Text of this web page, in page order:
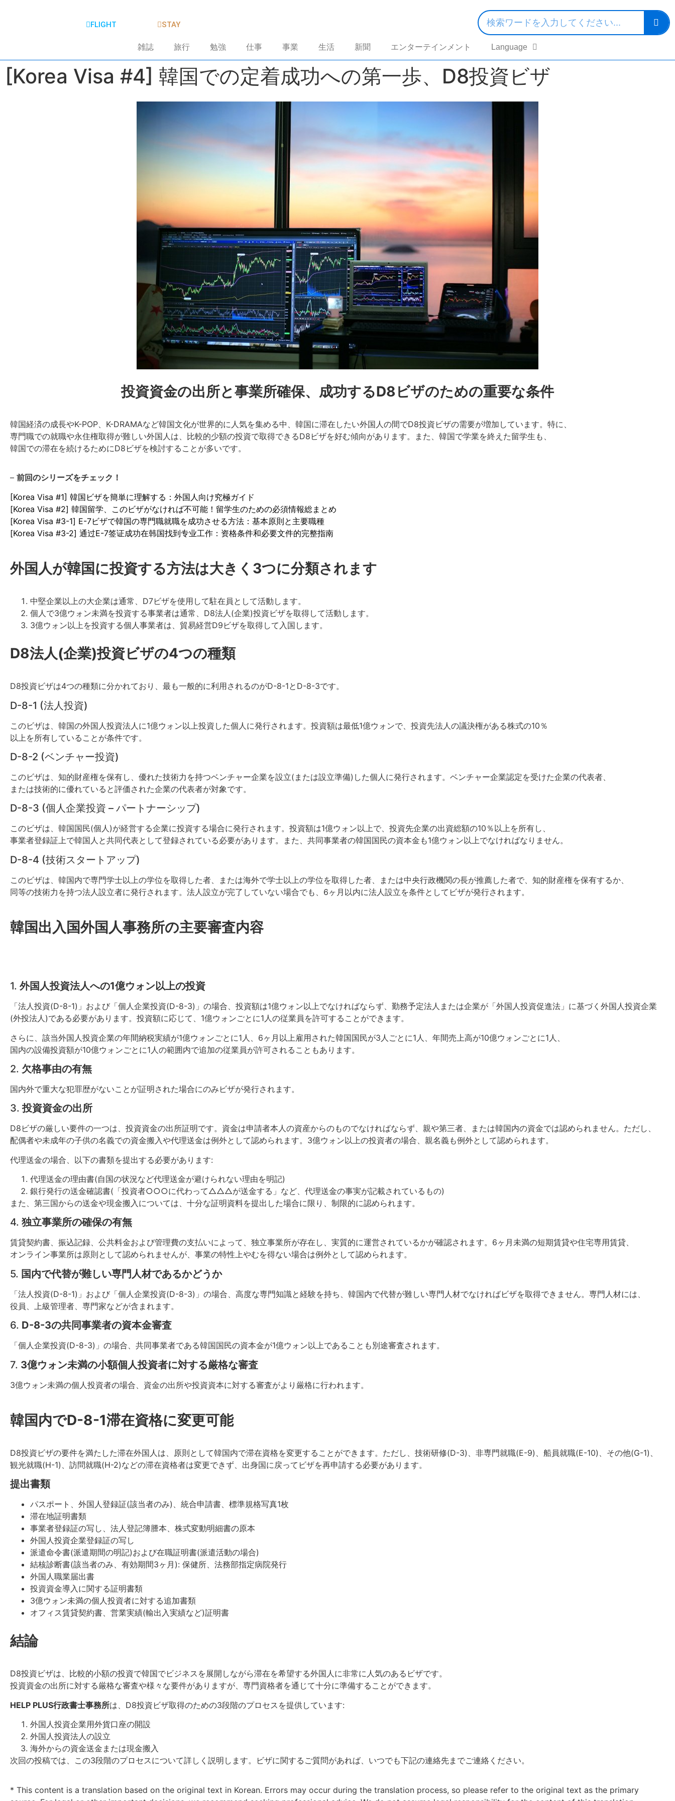
FLIGHT STAY
雑誌 旅行 勉強 仕事 事業 生活 新聞 エンターテインメント Language
[Korea Visa #4] 韓国での定着成功への第一歩、D8投資ビザ
投資資金の出所と事業所確保、成功するD8ビザのための重要な条件
韓国経済の成長やK-POP、K-DRAMAなど韓国文化が世界的に人気を集める中、韓国に滞在したい外国人の間でD8投資ビザの需要が増加しています。特に、
専門職での就職や永住権取得が難しい外国人は、比較的少額の投資で取得できるD8ビザを好む傾向があります。また、韓国で学業を終えた留学生も、
韓国での滞在を続けるためにD8ビザを検討することが多いです。
– 前回のシリーズをチェック！
[Korea Visa #1] 韓国ビザを簡単に理解する：外国人向け究極ガイド
[Korea Visa #2] 韓国留学、このビザがなければ不可能！留学生のための必須情報総まとめ
[Korea Visa #3-1] E-7ビザで韓国の専門職就職を成功させる方法：基本原則と主要職種
[Korea Visa #3-2] 通过E-7签证成功在韩国找到专业工作：资格条件和必要文件的完整指南
外国人が韓国に投資する方法は大きく3つに分類されます
中堅企業以上の大企業は通常、D7ビザを使用して駐在員として活動します。
個人で3億ウォン未満を投資する事業者は通常、D8法人(企業)投資ビザを取得して活動します。
3億ウォン以上を投資する個人事業者は、貿易経営D9ビザを取得して入国します。
D8法人(企業)投資ビザの4つの種類
D8投資ビザは4つの種類に分かれており、最も一般的に利用されるのがD-8-1とD-8-3です。
D-8-1 (法人投資)
このビザは、韓国の外国人投資法人に1億ウォン以上投資した個人に発行されます。投資額は最低1億ウォンで、投資先法人の議決権がある株式の10％
以上を所有していることが条件です。
D-8-2 (ベンチャー投資)
このビザは、知的財産権を保有し、優れた技術力を持つベンチャー企業を設立(または設立準備)した個人に発行されます。ベンチャー企業認定を受けた企業の代表者、
または技術的に優れていると評価された企業の代表者が対象です。
D-8-3 (個人企業投資 – パートナーシップ)
このビザは、韓国国民(個人)が経営する企業に投資する場合に発行されます。投資額は1億ウォン以上で、投資先企業の出資総額の10％以上を所有し、
事業者登録証上で韓国人と共同代表として登録されている必要があります。また、共同事業者の韓国国民の資本金も1億ウォン以上でなければなりません。
D-8-4 (技術スタートアップ)
このビザは、韓国内で専門学士以上の学位を取得した者、または海外で学士以上の学位を取得した者、または中央行政機関の長が推薦した者で、知的財産権を保有するか、
同等の技術力を持つ法人設立者に発行されます。法人設立が完了していない場合でも、6ヶ月以内に法人設立を条件としてビザが発行されます。
韓国出入国外国人事務所の主要審査内容
1. 外国人投資法人への1億ウォン以上の投資
「法人投資(D-8-1)」および「個人企業投資(D-8-3)」の場合、投資額は1億ウォン以上でなければならず、勤務予定法人または企業が「外国人投資促進法」に基づく外国人投資企業
(外投法人)である必要があります。投資額に応じて、1億ウォンごとに1人の従業員を許可することができます。
さらに、該当外国人投資企業の年間納税実績が1億ウォンごとに1人、6ヶ月以上雇用された韓国国民が3人ごとに1人、年間売上高が10億ウォンごとに1人、
国内の設備投資額が10億ウォンごとに1人の範囲内で追加の従業員が許可されることもあります。
2. 欠格事由の有無
国内外で重大な犯罪歴がないことが証明された場合にのみビザが発行されます。
3. 投資資金の出所
D8ビザの厳しい要件の一つは、投資資金の出所証明です。資金は申請者本人の資産からのものでなければならず、親や第三者、または韓国内の資金では認められません。ただし、
配偶者や未成年の子供の名義での資金搬入や代理送金は例外として認められます。3億ウォン以上の投資者の場合、親名義も例外として認められます。
代理送金の場合、以下の書類を提出する必要があります:
代理送金の理由書(自国の状況など代理送金が避けられない理由を明記)
銀行発行の送金確認書(「投資者○○○に代わって△△△が送金する」など、代理送金の事実が記載されているもの)
また、第三国からの送金や現金搬入については、十分な証明資料を提出した場合に限り、制限的に認められます。
4. 独立事業所の確保の有無
賃貸契約書、振込記録、公共料金および管理費の支払いによって、独立事業所が存在し、実質的に運営されているかが確認されます。6ヶ月未満の短期賃貸や住宅専用賃貸、
オンライン事業所は原則として認められませんが、事業の特性上やむを得ない場合は例外として認められます。
5. 国内で代替が難しい専門人材であるかどうか
「法人投資(D-8-1)」および「個人企業投資(D-8-3)」の場合、高度な専門知識と経験を持ち、韓国内で代替が難しい専門人材でなければビザを取得できません。専門人材には、
役員、上級管理者、専門家などが含まれます。
6. D-8-3の共同事業者の資本金審査
「個人企業投資(D-8-3)」の場合、共同事業者である韓国国民の資本金が1億ウォン以上であることも別途審査されます。
7. 3億ウォン未満の小額個人投資者に対する厳格な審査
3億ウォン未満の個人投資者の場合、資金の出所や投資資本に対する審査がより厳格に行われます。
韓国内でD-8-1滞在資格に変更可能
D8投資ビザの要件を満たした滞在外国人は、原則として韓国内で滞在資格を変更することができます。ただし、技術研修(D-3)、非専門就職(E-9)、船員就職(E-10)、その他(G-1)、
観光就職(H-1)、訪問就職(H-2)などの滞在資格者は変更できず、出身国に戻ってビザを再申請する必要があります。
提出書類
パスポート、外国人登録証(該当者のみ)、統合申請書、標準規格写真1枚
滞在地証明書類
事業者登録証の写し、法人登記簿謄本、株式変動明細書の原本
外国人投資企業登録証の写し
派遣命令書(派遣期間の明記)および在職証明書(派遣活動の場合)
結核診断書(該当者のみ、有効期間3ヶ月): 保健所、法務部指定病院発行
外国人職業届出書
投資資金導入に関する証明書類
3億ウォン未満の個人投資者に対する追加書類
オフィス賃貸契約書、営業実績(輸出入実績など)証明書
結論
D8投資ビザは、比較的小額の投資で韓国でビジネスを展開しながら滞在を希望する外国人に非常に人気のあるビザです。
投資資金の出所に対する厳格な審査や様々な要件がありますが、専門資格者を通じて十分に準備することができます。
HELP PLUS行政書士事務所は、D8投資ビザ取得のための3段階のプロセスを提供しています:
外国人投資企業用外貨口座の開設
外国人投資法人の設立
海外からの資金送金または現金搬入
次回の投稿では、この3段階のプロセスについて詳しく説明します。ビザに関するご質問があれば、いつでも下記の連絡先までご連絡ください。
* This content is a translation based on the original text in Korean. Errors may occur during the translation process, so please refer to the original text as the primary